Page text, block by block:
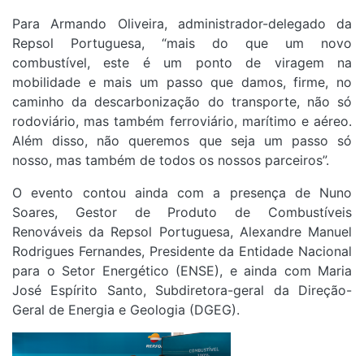
Para Armando Oliveira, administrador-delegado da
Repsol Portuguesa, “mais do que um novo
combustível, este é um ponto de viragem na
mobilidade e mais um passo que damos, firme, no
caminho da descarbonização do transporte, não só
rodoviário, mas também ferroviário, marítimo e aéreo.
Além disso, não queremos que seja um passo só
nosso, mas também de todos os nossos parceiros”.
O evento contou ainda com a presença de Nuno
Soares, Gestor de Produto de Combustíveis
Renováveis da Repsol Portuguesa, Alexandre Manuel
Rodrigues Fernandes, Presidente da Entidade Nacional
para o Setor Energético (ENSE), e ainda com Maria
José Espírito Santo, Subdiretora-geral da Direção-
Geral de Energia e Geologia (DGEG).